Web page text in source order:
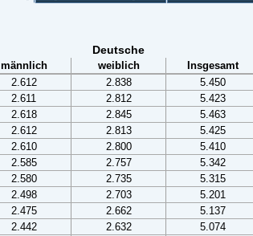
Deutsche
männlich weiblich Insgesamt
2.612 2.838 5.450
2.611 2.812 5.423
2.618 2.845 5.463
2.612 2.813 5.425
2.610 2.800 5.410
2.585 2.757 5.342
2.580 2.735 5.315
2.498 2.703 5.201
2.475 2.662 5.137
2.442 2.632 5.074